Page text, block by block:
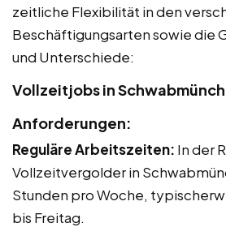
zeitliche Flexibilität in den
Beschäftigungsarten sowie die
und Unterschiede:
Vollzeitjobs in
Anforderungen:
Reguläre Arbeitszeiten: In der
Vollzeitvergolder in
Stunden pro Woche,
bis Freitag.